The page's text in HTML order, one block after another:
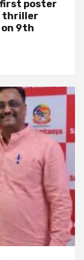
first poster
thriller
on 9th